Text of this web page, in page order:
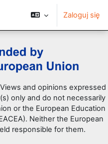
and opinions expressed
only and do not necessarily
or the European Education
Neither the European
responsible for them.
Zaloguj się